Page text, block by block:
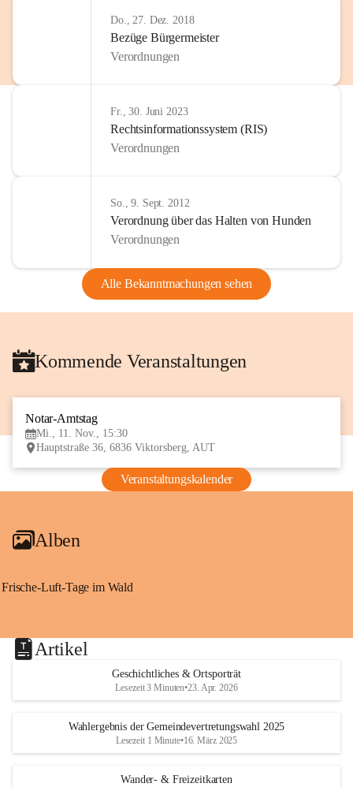
Do., 27. Dez. 2018
Bezüge Bürgermeister
Verordnungen
Fr., 30. Juni 2023
Rechtsinformationssystem (RIS)
Verordnungen
So., 9. Sept. 2012
Verordnung über das Halten von Hunden
Verordnungen
Alle Bekanntmachungen sehen
Kommende Veranstaltungen
Notar-Amtstag
Mi., 11. Nov., 15:30
Hauptstraße 36, 6836 Viktorsberg, AUT
Veranstaltungskalender
Alben
Frische-Luft-Tage im Wald
Artikel
Geschichtliches & Ortsporträt
Lesezeit 3 Minuten•23. Apr. 2026
Wahlergebnis der Gemeindevertretungswahl 2025
Lesezeit 1 Minute•16. März 2025
Wander- & Freizeitkarten